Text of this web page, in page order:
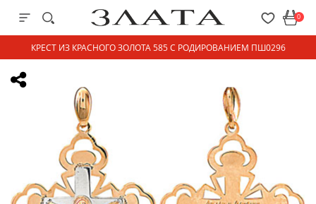
0
КРЕСТ ИЗ КРАСНОГО ЗОЛОТА 585 С РОДИРОВАНИЕМ ПШ0296